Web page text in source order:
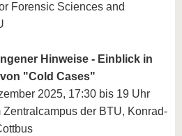
Forensic Sciences and
Hinweise - Einblick in
"Cold Cases"
2025, 17:30 bis 19 Uhr
der BTU, Konrad-